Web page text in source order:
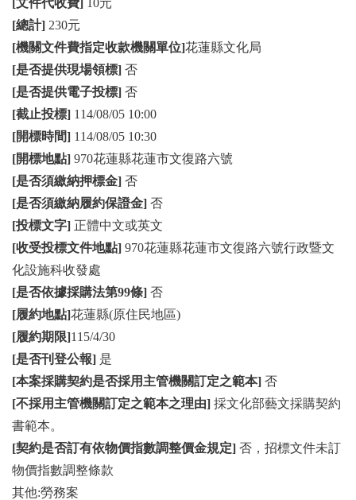
[文件代收費]
10元
[總計] 230元
[機關文件費指定收款機關單位]花蓮縣文化局
[是否提供現場領標] 否
[是否提供電子投標] 否
[截止投標] 114/08/05 10:00
[開標時間] 114/08/05 10:30
[開標地點] 970花蓮縣花蓮市文復路六號
[是否須繳納押標金] 否
[是否須繳納履約保證金] 否
[投標文字] 正體中文或英文
[收受投標文件地點] 970花蓮縣花蓮市文復路六號行政暨文
化設施科收發處
[是否依據採購法第99條] 否
[履約地點]花蓮縣(原住民地區)
[履約期限]115/4/30
[是否刊登公報] 是
[本案採購契約是否採用主管機關訂定之範本] 否
[不採用主管機關訂定之範本之理由] 採文化部藝文採購契約
書範本。
[契約是否訂有依物價指數調整價金規定] 否，招標文件未訂
物價指數調整條款
其他:勞務案